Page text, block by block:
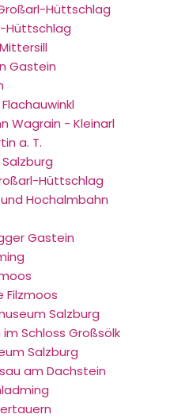
Hüttschlag
Hüttschlag
Gastein
Wagrain - Kleinarl
a. T.
Hüttschlag
Hochalmbahn
Gastein
Filzmoos
Salzburg
Schloss Großsölk
Salzburg
am Dachstein